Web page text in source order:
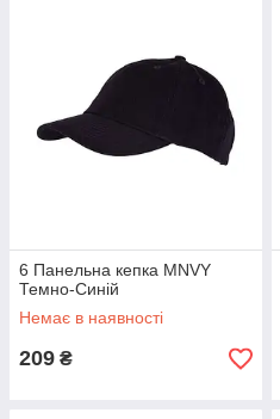
6 Панельна кепка MNVY
Темно-Синій
Немає в наявності
209 ₴